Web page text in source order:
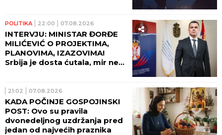
POLITIKA 22:00 07.08.2026
INTERVJU: MINISTAR ĐORĐE
MILIĆEVIĆ O PROJEKTIMA,
PLANOVIMA, IZAZOVIMA!
Srbija je dosta ćutala, mir ne
21:02 07.08.2026
KADA POČINJE GOSPOJINSKI
POST: Ovo su pravila
dvonedeljnog uzdržanja pred
jedan od najvećih praznika